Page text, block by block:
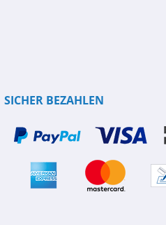
SICHER BEZAHLEN